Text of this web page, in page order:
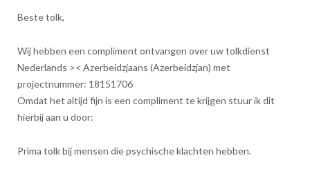
Beste tolk,
Wij hebben een compliment ontvangen over uw tolkdienst
Nederlands >< Azerbeidzjaans (Azerbeidzjan) met
projectnummer: 18151706
Omdat het altijd fijn is een compliment te krijgen stuur ik dit
hierbij aan u door:
Prima tolk bij mensen die psychische klachten hebben.